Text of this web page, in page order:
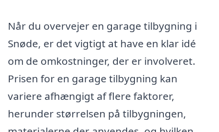
Når du overvejer en garage tilbygning i
Snøde, er det vigtigt at have en klar idé
om de omkostninger, der er involveret.
Prisen for en garage tilbygning kan
variere afhængigt af flere faktorer,
herunder størrelsen på tilbygningen,